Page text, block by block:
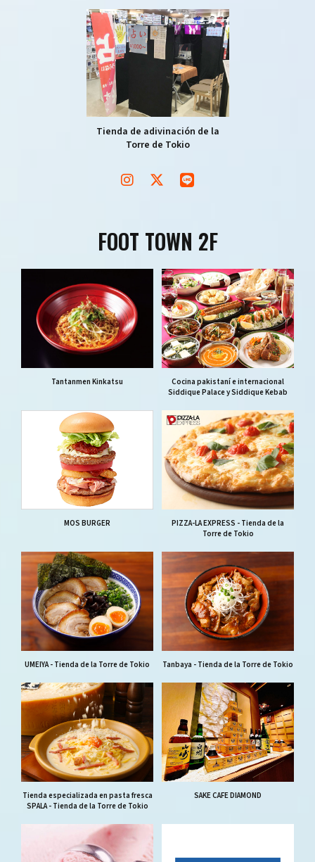
Tienda de adivinación de la
Torre de Tokio
FOOT TOWN 2F
Tantanmen Kinkatsu
Cocina pakistaní e internacional
Siddique Palace y Siddique Kebab
MOS BURGER
PIZZA-LA EXPRESS - Tienda de la
Torre de Tokio
UMEIYA - Tienda de la Torre de Tokio Tanbaya - Tienda de la Torre de Tokio
Tienda especializada en pasta fresca
SPALA - Tienda de la Torre de Tokio
SAKE CAFE DIAMOND